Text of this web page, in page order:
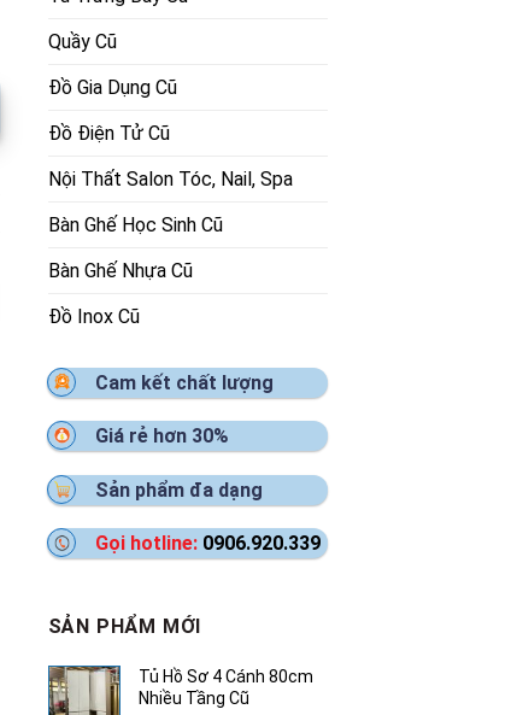
Quầy Cũ
Đồ Gia Dụng Cũ
Đồ Điện Tử Cũ
Nội Thất Salon Tóc, Nail, Spa
Bàn Ghế Học Sinh Cũ
Bàn Ghế Nhựa Cũ
Đồ Inox Cũ
Cam kết chất lượng
Giá rẻ hơn 30%
Sản phẩm đa dạng
Gọi hotline: 0906.920.339
SẢN PHẨM MỚI
Tủ Hồ Sơ 4 Cánh 80cm
Nhiều Tầng Cũ